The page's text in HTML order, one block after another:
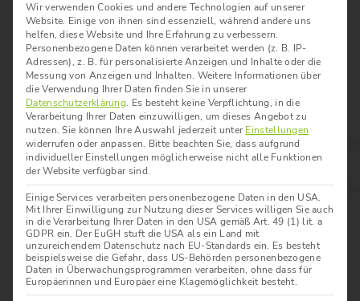
PositionenTermine
Pressemeldungen
Pressebereich
Über uns
Das TeamZiele
Unsere Mitglieder
Wir verwenden Cookies und andere Technologien auf unserer
Website. Einige von ihnen sind essenziell, während andere uns
helfen, diese Website und Ihre Erfahrung zu verbessern.
Personenbezogene Daten können verarbeitet werden (z. B. IP-
Adressen), z. B. für personalisierte Anzeigen und Inhalte oder die
Messung von Anzeigen und Inhalten. Weitere Informationen über
die Verwendung Ihrer Daten finden Sie in unserer
Datenschutzerklärung. Es besteht keine Verpflichtung, in die
Verarbeitung Ihrer Daten einzuwilligen, um dieses Angebot zu
nutzen. Sie können Ihre Auswahl jederzeit unter Einstellungen
widerrufen oder anpassen. Bitte beachten Sie, dass aufgrund
individueller Einstellungen möglicherweise nicht alle Funktionen
der Website verfügbar sind.
Einige Services verarbeiten personenbezogene Daten in den USA.
Mit Ihrer Einwilligung zur Nutzung dieser Services willigen Sie auch
in die Verarbeitung Ihrer Daten in den USA gemäß Art. 49 (1) lit. a
GDPR ein. Der EuGH stuft die USA als ein Land mit
unzureichendem Datenschutz nach EU-Standards ein. Es besteht
beispielsweise die Gefahr, dass US-Behörden personenbezogene
Daten in Überwachungsprogrammen verarbeiten, ohne dass für
Europäerinnen und Europäer eine Klagemöglichkeit besteht.